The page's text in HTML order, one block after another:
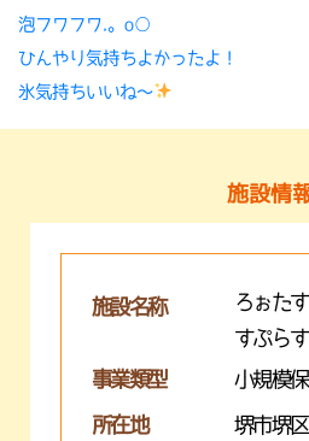
泡フワフワ.。o○
ひんやり気持ちよかったよ！
氷気持ちいいね〜
施設情
施設名称
ろぉた
すぷら
事業類型
小規模
所在地 堺市堺